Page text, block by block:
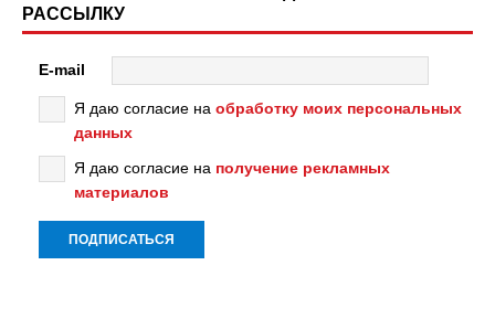
РАССЫЛКУ
E-mail
Я даю согласие на обработку моих персональных
данных
Я даю согласие на получение рекламных
материалов